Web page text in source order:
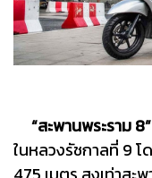
“สะพานพระราม 8”
ในหลวงรัชกาลที่ 9 โ